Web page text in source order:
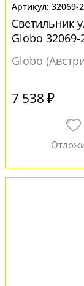
32069-
Светильник
Globo
Globo
7 538 ₽